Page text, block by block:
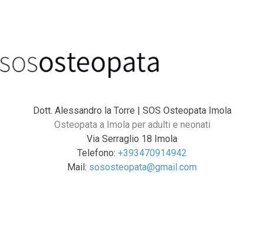
Dott. Alessandro la Torre | SOS Osteopata Imola
Osteopata a Imola per adulti e neonati
Via Serraglio 18 Imola
Telefono: +393470914942
Mail: sososteopata@gmail.com